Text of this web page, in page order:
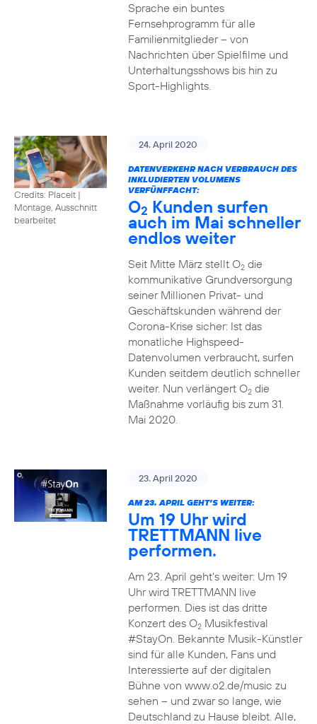
Sprache ein buntes
Fernsehprogramm für alle
Familienmitglieder – von
Nachrichten über Spielfilme und
Unterhaltungsshows bis hin zu
Sport-Highlights.
Credits: Placeit |
Montage, Ausschnitt
bearbeitet
24. April 2020
DATENVERKEHR NACH VERBRAUCH DES
INKLUDIERTEN VOLUMENS
VERFÜNFFACHT:
O2 Kunden surfen
auch im Mai schneller
endlos weiter
Seit Mitte März stellt O2die
kommunikative Grundversorgung
seiner Millionen Privat- und
Geschäftskunden während der
Corona-Krise sicher: Ist das
monatliche Highspeed-
Datenvolumen verbraucht, surfen
Kunden seitdem deutlich schneller
weiter. Nun verlängert O2die
Maßnahme vorläufig bis zum 31.
Mai 2020.
23. April 2020
AM 23. APRIL GEHT’S WEITER:
Um 19 Uhr wird
TRETTMANN live
performen.
Am 23. April geht’s weiter: Um 19
Uhr wird TRETTMANN live
performen. Dies ist das dritte
Konzert des O2Musikfestival
#StayOn. Bekannte Musik-Künstler
sind für alle Kunden, Fans und
Interessierte auf der digitalen
Bühne von www.o2.de/music zu
sehen – und zwar so lange, wie
Deutschland zu Hause bleibt. Alle,